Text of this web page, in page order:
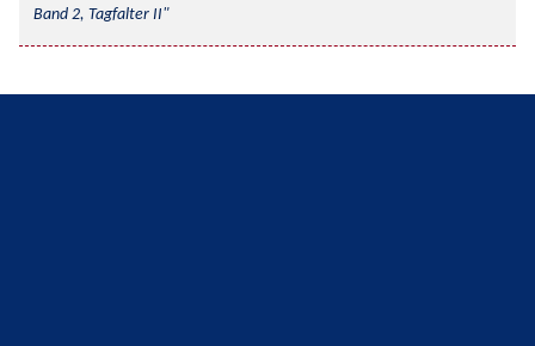
Band 2, Tagfalter II